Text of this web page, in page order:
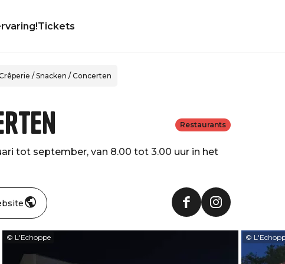
Tickets
/ Snacken / Concerten
tot september, van 8.00 tot 3.00 uur in het
Restaurants
© L'Echoppe ©